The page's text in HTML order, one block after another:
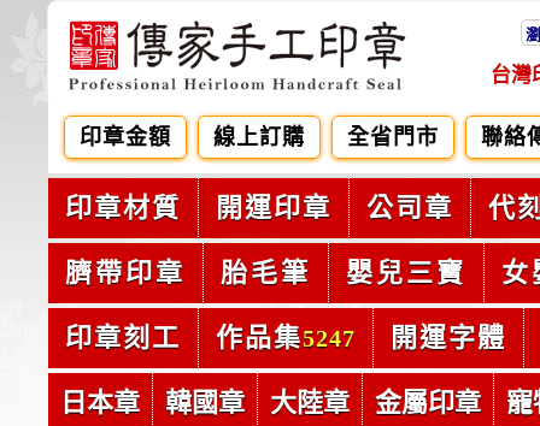
台灣
印章金額 線上訂購 全省門市 聯絡
印章材質 開運印章 公司章 代
臍帶印章 胎毛筆 嬰兒三寶 女
印章刻工 作品集5247 開運字體
日本章 韓國章 大陸章 金屬印章 寵